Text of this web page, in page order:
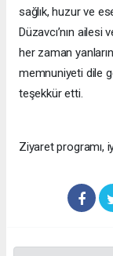
sağlık, huzur ve
Düzavcı’nın
her zaman
memnuniyeti dile
teşekkür etti.
Ziyaret programı,